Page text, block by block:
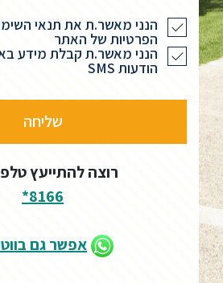
הנני מאשר.ת את תנאי
הפרטיות של האתר
הנני מאשר.ת קבלת מידע
הודעות SMS
רוצה להתייעץ
8166*
אפשר גם